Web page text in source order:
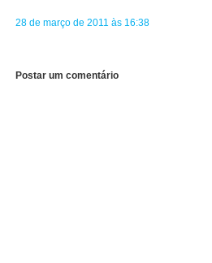
28 de março de 2011 às 16:38
Postar um comentário